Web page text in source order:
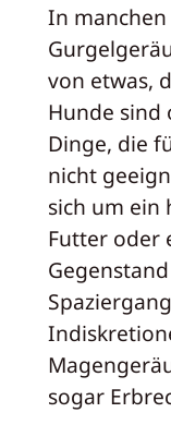
In
von etwas,
Hunde sind
Dinge, die
nicht
sich um ein
Futter oder
sogar